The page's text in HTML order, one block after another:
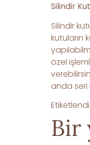
Silindir
Silindir
kutuların
özel
anda seri
Etiketlendi
Bir